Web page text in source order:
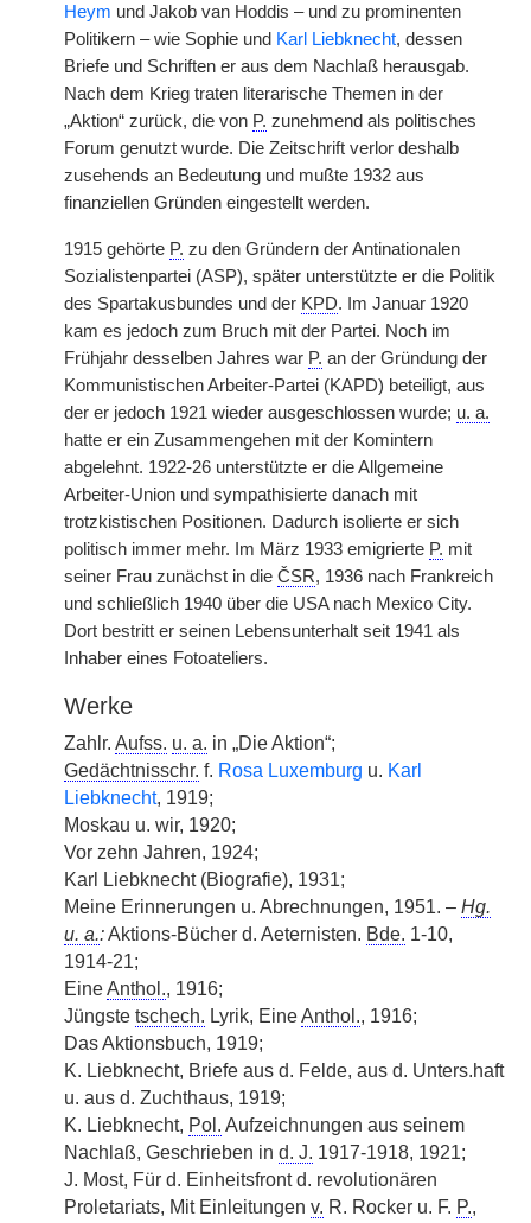
Heym und Jakob van Hoddis – und zu prominenten
Politikern – wie Sophie und Karl Liebknecht, dessen
Briefe und Schriften er aus dem Nachlaß herausgab.
Nach dem Krieg traten literarische Themen in der
„Aktion“ zurück, die von P. zunehmend als politisches
Forum genutzt wurde. Die Zeitschrift verlor deshalb
zusehends an Bedeutung und mußte 1932 aus
finanziellen Gründen eingestellt werden.
1915 gehörte P. zu den Gründern der Antinationalen
Sozialistenpartei (ASP), später unterstützte er die Politik
des Spartakusbundes und der KPD. Im Januar 1920
kam es jedoch zum Bruch mit der Partei. Noch im
Frühjahr desselben Jahres war P. an der Gründung der
Kommunistischen Arbeiter-Partei (KAPD) beteiligt, aus
der er jedoch 1921 wieder ausgeschlossen wurde; u. a.
hatte er ein Zusammengehen mit der Komintern
abgelehnt. 1922-26 unterstützte er die Allgemeine
Arbeiter-Union und sympathisierte danach mit
trotzkistischen Positionen. Dadurch isolierte er sich
politisch immer mehr. Im März 1933 emigrierte P. mit
seiner Frau zunächst in die ČSR, 1936 nach Frankreich
und schließlich 1940 über die USA nach Mexico City.
Dort bestritt er seinen Lebensunterhalt seit 1941 als
Inhaber eines Fotoateliers.
Werke
Zahlr. Aufss. u. a. in „Die Aktion“;
Gedächtnisschr. f. Rosa Luxemburg u. Karl
Liebknecht, 1919;
Moskau u. wir, 1920;
Vor zehn Jahren, 1924;
Karl Liebknecht (Biografie), 1931;
Meine Erinnerungen u. Abrechnungen, 1951. – Hg.
u. a.:Aktions-Bücher d. Aeternisten. Bde. 1-10,
1914-21;
EineAnthol., 1916;
Jüngste tschech. Lyrik, EineAnthol., 1916;
Das Aktionsbuch, 1919;
K. Liebknecht, Briefe aus d. Felde, aus d. Unters.haft
u. aus d. Zuchthaus, 1919;
K. Liebknecht, Pol. Aufzeichnungen aus seinem
Nachlaß, Geschrieben in d. J. 1917-1918, 1921;
J. Most, Für d. Einheitsfront d. revolutionären
Proletariats, Mit Einleitungen v. R. Rocker u. F. P.,